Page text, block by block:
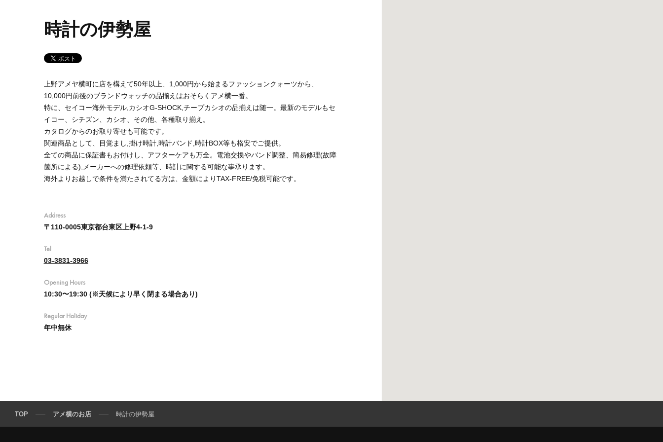
時計の伊勢屋
上野アメヤ横町に店を構えて50年以上、1,000円から始まるファッションクォーツから、
10,000円前後のブランドウォッチの品揃えはおそらくアメ横一番。
特に、セイコー海外モデル,カシオG-SHOCK,チープカシオの品揃えは随一。最新のモデルもセ
イコー、シチズン、カシオ、その他、各種取り揃え。
カタログからのお取り寄せも可能です。
関連商品として、目覚まし,掛け時計,時計バンド,時計BOX等も格安でご提供。
全ての商品に保証書もお付けし、アフターケアも万全。電池交換やバンド調整、簡易修理(故障
箇所による),メーカーへの修理依頼等、時計に関する可能な事承ります。
海外よりお越しで条件を満たされてる方は、金額によりTAX-FREE/免税可能です。
Address
〒110-0005東京都台東区上野4-1-9
Tel
03-3831-3966
Opening Hours
10:30〜19:30 (※天候により早く閉まる場合あり)
Regular Holiday
年中無休
TOP アメ横のお店 時計の伊勢屋